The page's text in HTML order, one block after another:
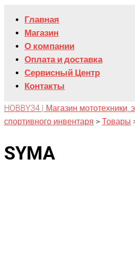
Главная
Магазин
О компании
Оплата и доставка
Сервисный Центр
Контакты
HOBBY34 | Магазин мототехники,
спортивного инвентаря > Товары
SYMA